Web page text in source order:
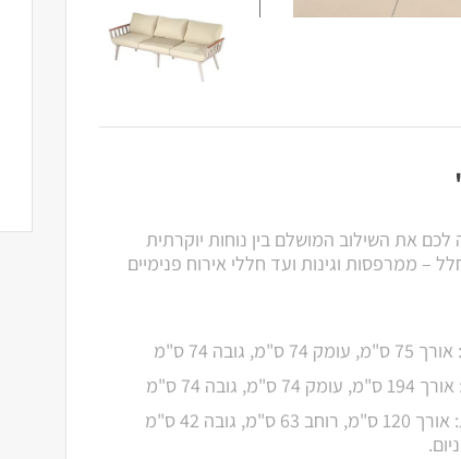
לכם את השילוב המושלם בין נוחות יוקרתית
– ממרפסות וגינות ועד חללי אירוח פנימיים
ס"מ, גובה 74 ס"מ
ס"מ, גובה 74 ס"מ
63 ס"מ, גובה 42 ס"מ